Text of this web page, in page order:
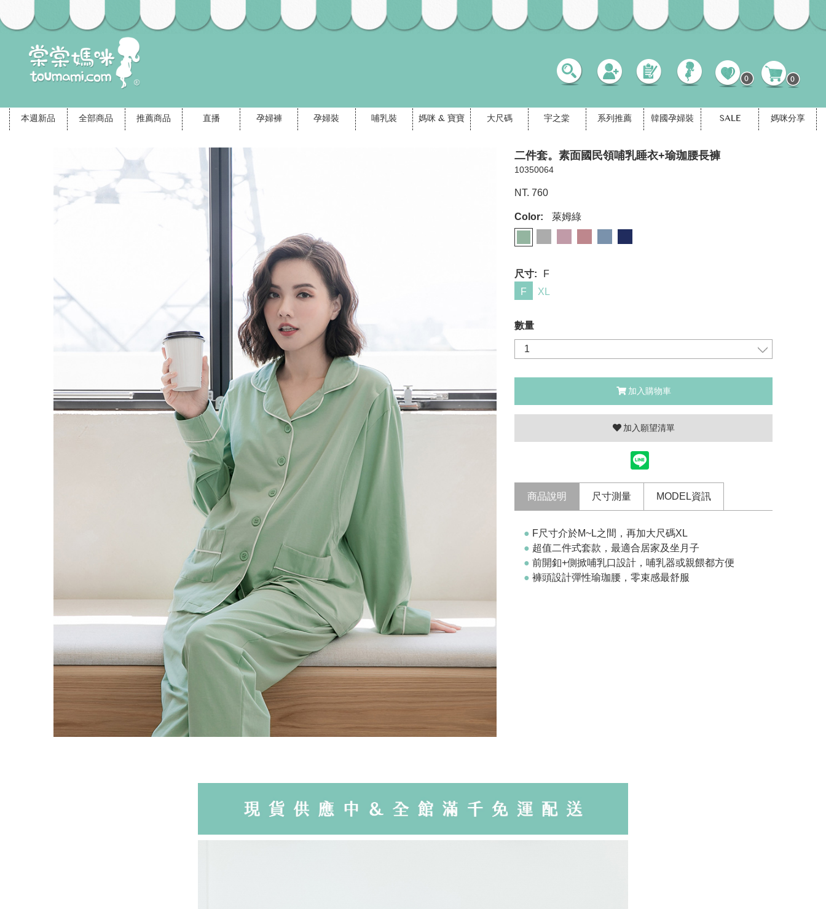
0
0
本週新品 全部商品 推薦商品 直播 孕婦褲 孕婦裝 哺乳裝 媽咪 & 寶寶 大尺碼 宇之棠 系列推薦 韓國孕婦裝 SALE 媽咪分享
二件套。素面國民領哺乳睡衣+瑜珈腰長褲
10350064
NT. 760
Color: 萊姆綠
尺寸:
F
F
XL
數量
加入購物車
加入願望清單
商品說明 尺寸測量 MODEL資訊
● F尺寸介於M~L之間，再加大尺碼XL
● 超值二件式套款，最適合居家及坐月子
● 前開釦+側掀哺乳口設計，哺乳器或親餵都方便
● 褲頭設計彈性瑜珈腰，零束感最舒服